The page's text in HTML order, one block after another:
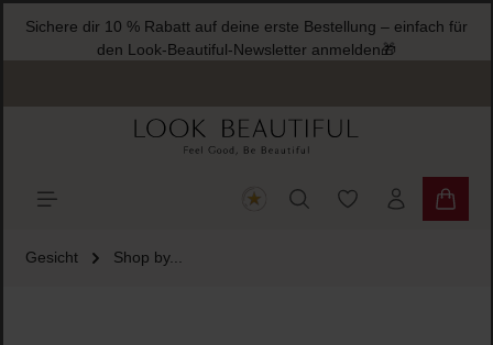
springen
Sichere dir 10 % Rabatt auf deine erste Bestellung – einfach für
den Look-Beautiful-Newsletter anmelden🎁
Du hast 0
Gesicht Shop by...